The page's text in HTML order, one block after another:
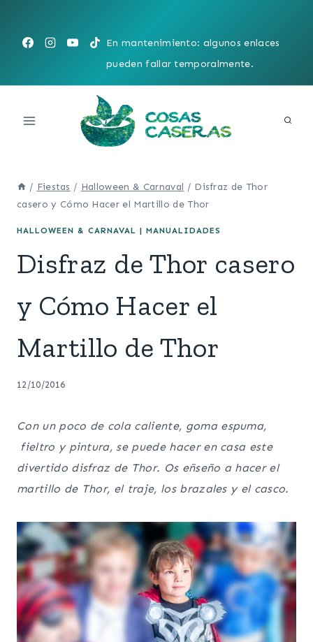
contenido
En mantenimiento: algunos enlaces
pueden fallar temporalmente.
/ Fiestas / Halloween & Carnaval / Disfraz de Thor
casero y Cómo Hacer el Martillo de Thor
HALLOWEEN & CARNAVAL | MANUALIDADES
Disfraz de Thor casero
y Cómo Hacer el
Martillo de Thor
12/10/2016
Con un poco de cola caliente, goma espuma,
fieltro y pintura, se puede hacer en casa este
divertido disfraz de Thor. Os eñseño a hacer el
martillo de Thor, el traje, los brazales y el casco.